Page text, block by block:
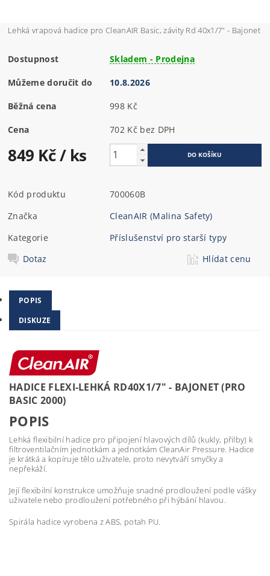
Lehká vrapová hadice pro CleanAIR Basic, závity Rd 40x1/7" - Bajonet
Dostupnost Skladem - Prodejna
Můžeme doručit do 10.8.2026
Běžná cena 998 Kč
Cena 702 Kč bez DPH
849 Kč/ ks
Kód produktu
700060B
Značka
CleanAIR (Malina Safety)
Kategorie
Příslušenství pro starší typy
Dotaz
Hlídat cenu
POPIS
DISKUZE
HADICE FLEXI-LEHKÁ RD40X1/7" - BAJONET (PRO
BASIC 2000)
POPIS
Lehká flexibilní hadice pro připojení hlavových dílů (kukly, přilby) k
filtroventilačním jednotkám a jednotkám CleanAir Pressure. Hadice
je krátká a kopíruje tělo uživatele, proto nevytváří smyčky a
nepřekáží.
Její flexibilní konstrukce umožňuje snadné prodloužení podle vášky
uživatele nebo prodloužení potřebného při hýbání hlavou.
Spirála hadice vyrobena z ABS, potah PU.